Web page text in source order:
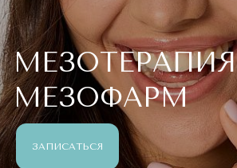
МЕЗОТЕРАПИЯ
МЕЗОФАРМ
ЗАПИСАТЬСЯ